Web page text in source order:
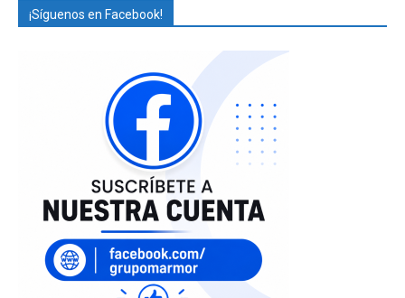
¡Síguenos en Facebook!